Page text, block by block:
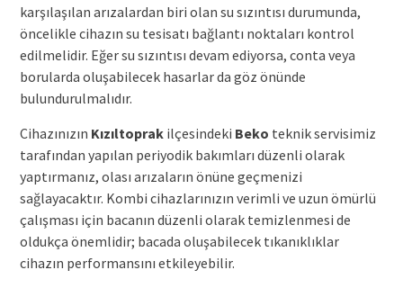
karşılaşılan arızalardan biri olan su sızıntısı durumunda,
öncelikle cihazın su tesisatı bağlantı noktaları kontrol
edilmelidir. Eğer su sızıntısı devam ediyorsa, conta veya
borularda oluşabilecek hasarlar da göz önünde
bulundurulmalıdır.
Cihazınızın Kızıltoprakilçesindeki Beko teknik servisimiz
tarafından yapılan periyodik bakımları düzenli olarak
yaptırmanız, olası arızaların önüne geçmenizi
sağlayacaktır. Kombi cihazlarınızın verimli ve uzun ömürlü
çalışması için bacanın düzenli olarak temizlenmesi de
oldukça önemlidir; bacada oluşabilecek tıkanıklıklar
cihazın performansını etkileyebilir.